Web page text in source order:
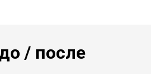
/ после